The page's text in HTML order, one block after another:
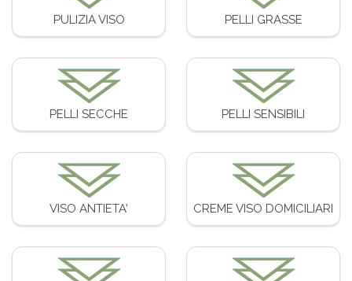
PULIZIA VISO PELLI GRASSE
PELLI SECCHE PELLI SENSIBILI
VISO ANTIETA' CREME VISO DOMICILIARI